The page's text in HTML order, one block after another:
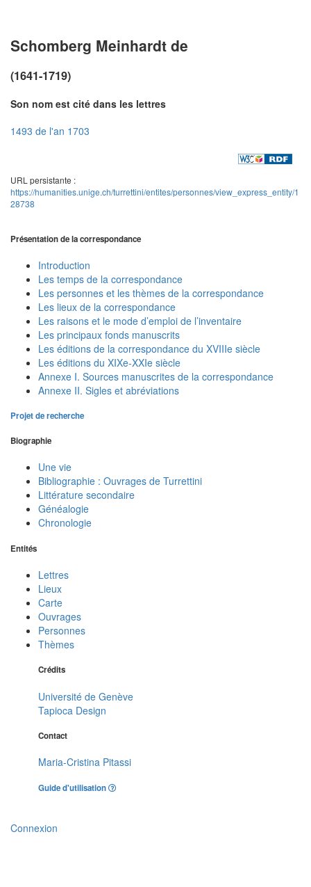
Schomberg Meinhardt de
(1641-1719)
Son nom est cité dans les lettres
1493 de l'an 1703
URL persistante :
https://humanities.unige.ch/turrettini/entites/personnes/view_express_entity/1
28738
Présentation de la correspondance
Introduction
Les temps de la correspondance
Les personnes et les thèmes de la correspondance
Les lieux de la correspondance
Les raisons et le mode d’emploi de l’inventaire
Les principaux fonds manuscrits
Les éditions de la correspondance du XVIIIe siècle
Les éditions du XIXe-XXIe siècle
Annexe I. Sources manuscrites de la correspondance
Annexe II. Sigles et abréviations
Projet de recherche
Biographie
Une vie
Bibliographie : Ouvrages de Turrettini
Littérature secondaire
Généalogie
Chronologie
Entités
Lettres
Lieux
Carte
Ouvrages
Personnes
Thèmes
Crédits
Université de Genève
Tapioca Design
Contact
Maria-Cristina Pitassi
Guide d'utilisation
Connexion